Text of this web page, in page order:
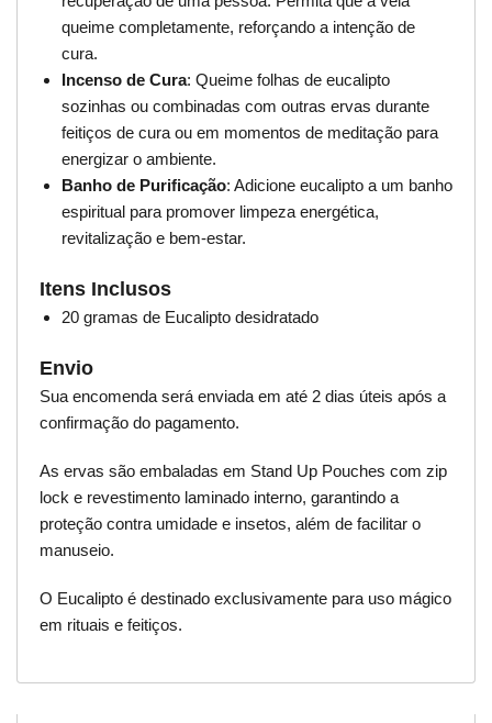
queime completamente, reforçando a intenção de
cura.
Incenso de Cura: Queime folhas de eucalipto
sozinhas ou combinadas com outras ervas durante
feitiços de cura ou em momentos de meditação para
energizar o ambiente.
Banho de Purificação: Adicione eucalipto a um banho
espiritual para promover limpeza energética,
revitalização e bem-estar.
Itens Inclusos
20 gramas de Eucalipto desidratado
Envio
Sua encomenda será enviada em até 2 dias úteis após a
confirmação do pagamento.
As ervas são embaladas em Stand Up Pouches com zip
lock e revestimento laminado interno, garantindo a
proteção contra umidade e insetos, além de facilitar o
manuseio.
O Eucalipto é destinado exclusivamente para uso mágico
em rituais e feitiços.